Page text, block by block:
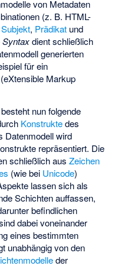
von Metadaten
(z. B. HTML-
Subjekt, Prädikat und
Syntaxdient schließlich
generierten
für ein
(eXtensible Markup
nun folgende
Konstruktedes
Datenmodell wird
repräsentiert. Die
schließlich ausZeichen
(wie bei Unicode)
lassen sich als
Schichten auffassen,
befindlichen
dabei voneinander
eines bestimmten
unabhängig von den
der